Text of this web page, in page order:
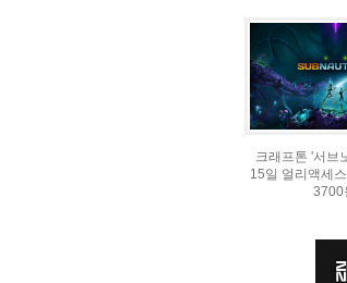
크래프톤 '서브
15일 얼리액세
3700